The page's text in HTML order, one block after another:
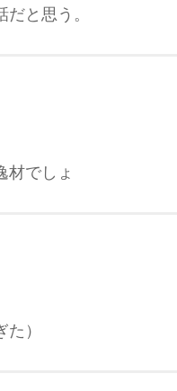
と思う。
材でしょ
）